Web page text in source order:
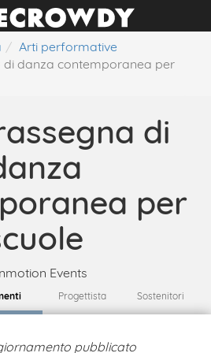
Arti performative
di danza contemporanea per
di
per
Events
Progettista Sostenitori
pubblicato